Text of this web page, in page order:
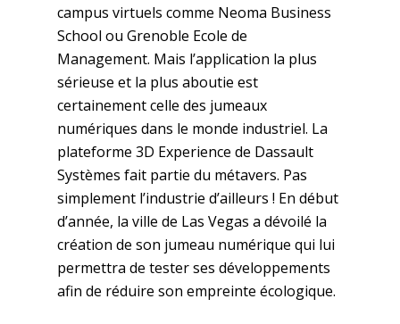
campus virtuels comme Neoma Business
School ou Grenoble Ecole de
Management. Mais l’application la plus
sérieuse et la plus aboutie est
certainement celle des jumeaux
numériques dans le monde industriel. La
plateforme 3D Experience de Dassault
Systèmes fait partie du métavers. Pas
simplement l’industrie d’ailleurs ! En début
d’année, la ville de Las Vegas a dévoilé la
création de son jumeau numérique qui lui
permettra de tester ses développements
afin de réduire son empreinte écologique.